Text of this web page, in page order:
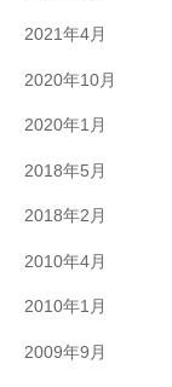
2021年4月
2020年10月
2020年1月
2018年5月
2018年2月
2010年4月
2010年1月
2009年9月